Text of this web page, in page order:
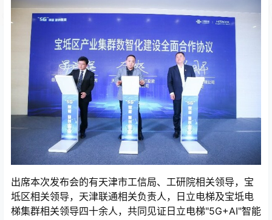
出席本次发布会的有天津市工信局、工研院相关领导，宝
坻区相关领导，天津联通相关负责人，日立电梯及宝坻电
梯集群相关领导四十余人，共同见证日立电梯"5G+AI"智能